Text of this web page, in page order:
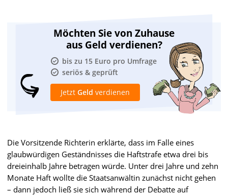
Möchten Sie von Zuhause
aus Geld verdienen?
bis zu 15 Euro pro Umfrage
seriös & geprüft
Jetzt Geld verdienen
Die Vorsitzende Richterin erklärte, dass im Falle eines
glaubwürdigen Geständnisses die Haftstrafe etwa drei bis
dreieinhalb Jahre betragen würde. Unter drei Jahre und zehn
Monate Haft wollte die Staatsanwältin zunächst nicht gehen
– dann jedoch ließ sie sich während der Debatte auf